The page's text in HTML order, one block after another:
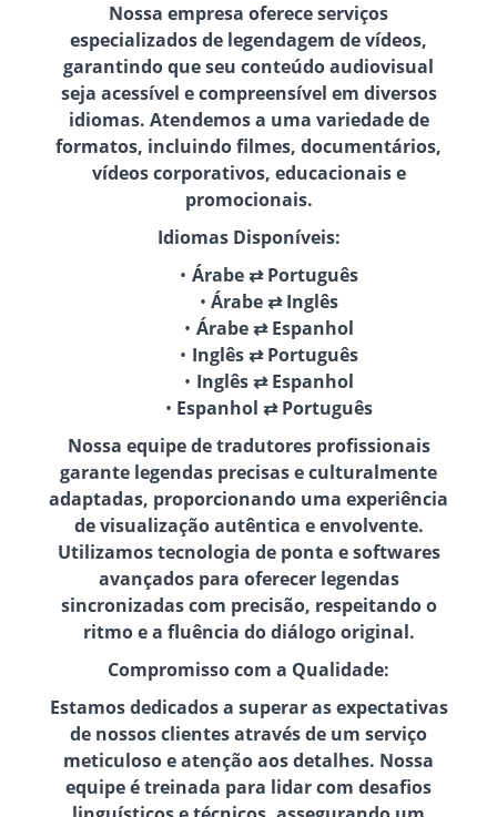
Nossa empresa oferece serviços
especializados de legendagem de vídeos,
garantindo que seu conteúdo audiovisual
seja acessível e compreensível em diversos
idiomas. Atendemos a uma variedade de
formatos, incluindo filmes, documentários,
vídeos corporativos, educacionais e
promocionais.
Idiomas Disponíveis:
Árabe ⇄ Português
Árabe ⇄ Inglês
Árabe ⇄ Espanhol
Inglês ⇄ Português
Inglês ⇄ Espanhol
Espanhol ⇄ Português
Nossa equipe de tradutores profissionais
garante legendas precisas e culturalmente
adaptadas, proporcionando uma experiência
de visualização autêntica e envolvente.
Utilizamos tecnologia de ponta e softwares
avançados para oferecer legendas
sincronizadas com precisão, respeitando o
ritmo e a fluência do diálogo original.
Compromisso com a Qualidade:
Estamos dedicados a superar as expectativas
de nossos clientes através de um serviço
meticuloso e atenção aos detalhes. Nossa
equipe é treinada para lidar com desafios